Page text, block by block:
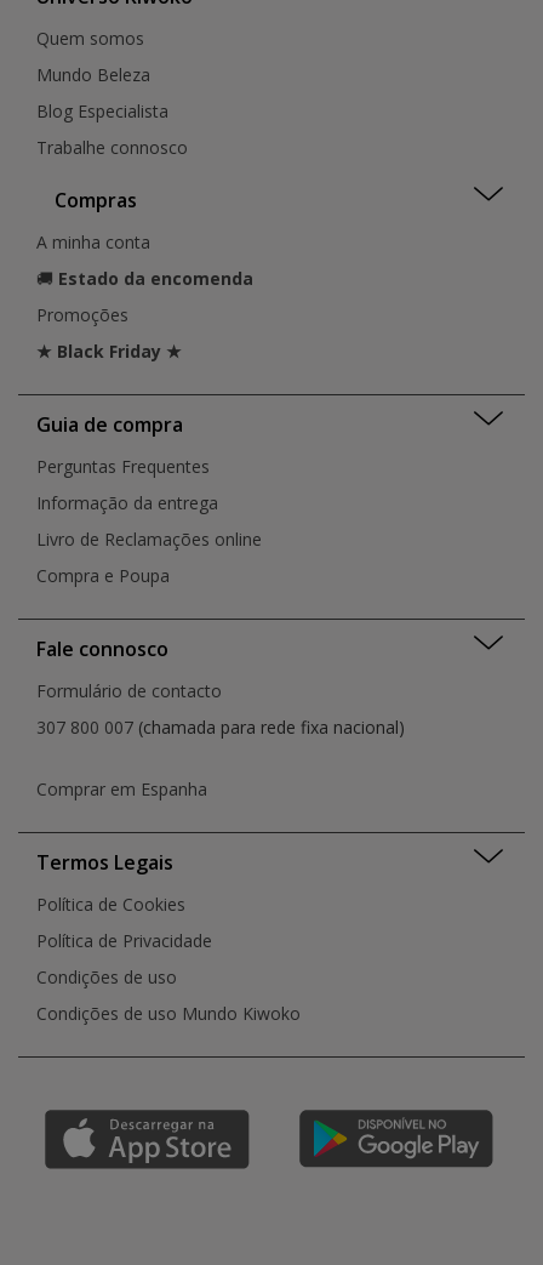
Quem somos
Mundo Beleza
Blog Especialista
Trabalhe connosco
Compras
A minha conta
🚚 Estado da encomenda
Promoções
★ Black Friday ★
Guia de compra
Perguntas Frequentes
Informação da entrega
Livro de Reclamações online
Compra e Poupa
Fale connosco
Formulário de contacto
307 800 007 (chamada para rede fixa nacional)
Comprar em Espanha
Termos Legais
Política de Cookies
Política de Privacidade
Condições de uso
Condições de uso Mundo Kiwoko